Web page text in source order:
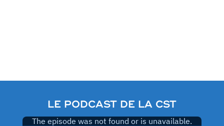
LE PODCAST DE LA CST